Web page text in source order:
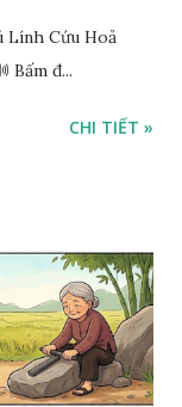
Lính Cứu Hoả
Bấm đ...
CHI TIẾT »